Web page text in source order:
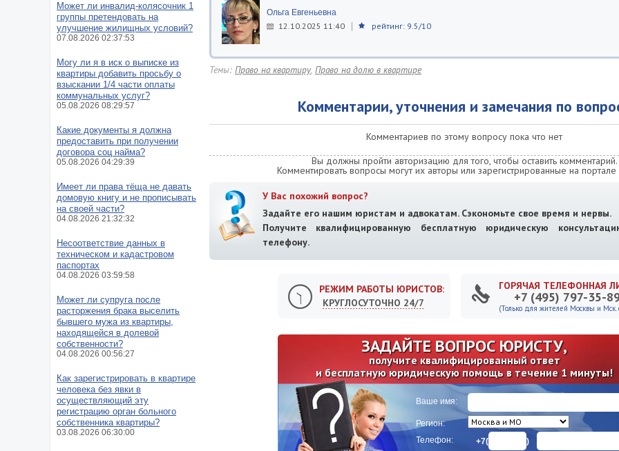
Ольга Евгеньевна
12.10.2025 11:40 рейтинг: 9.5/10
Темы: Право на квартиру, Право на долю в квартире
Комментарии, уточнения и замечания по
Комментариев по этому вопросу пока что нет
Вы должны пройти авторизацию для того, чтобы оставить комментарий.
Комментировать вопросы могут их авторы или зарегистрированные на
У Вас похожий вопрос?
Задайте его нашим юристам и адвокатам. Сэкономьте свое время и нервы.
Получите квалифицированную бесплатную юридическую
телефону.
РЕЖИМ РАБОТЫ ЮРИСТОВ:
КРУГЛОСУТОЧНО 24/7
ГОРЯЧАЯ ТЕЛЕФОННАЯ
+7 (495) 797-35-
(Только для жителей Москвы и Мск.
ЗАДАЙТЕ ВОПРОС ЮРИСТУ,
получите квалифицированный ответ
и бесплатную юридическую помощь в течение 1 минуты!
Ваше имя:
Регион:
Телефон:
+7(
)
Может ли инвалид-колясочник 1
группы претендовать на
улучшение жилищных условий?
07.08.2026 02:37:53
Могу ли я в иск о выписке из
квартиры добавить просьбу о
взыскании 1/4 части оплаты
коммунальных услуг?
05.08.2026 08:29:57
Какие документы я должна
предоставить при получении
договора соц найма?
05.08.2026 04:29:39
Имеет ли права тёща не давать
домовую книгу и не прописывать
на своей части?
04.08.2026 21:32:32
Несоответствие данных в
техническом и кадастровом
паспортах
04.08.2026 03:59:58
Может ли супруга после
расторжения брака выселить
бывшего мужа из квартиры,
находящейся в долевой
собственности?
04.08.2026 00:56:27
Как зарегистрировать в квартире
человека без явки в
осуществляющий эту
регистрацию орган больного
собственника квартиры?
03.08.2026 06:30:00